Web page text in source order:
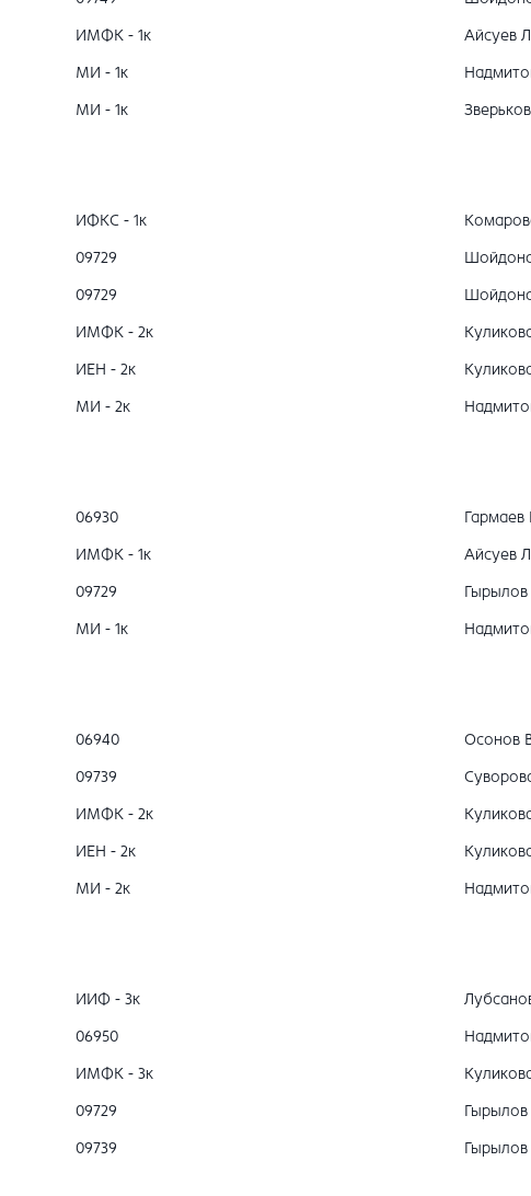
ИМФК - 1к Айсуев
МИ - 1к
МИ - 1к
ИФКС - 1к
09729
09729
ИМФК - 2к
ИЕН - 2к
МИ - 2к
06930 Гармаев
ИМФК - 1к Айсуев
09729 Гырылов
МИ - 1к
06940 Осонов
09739
ИМФК - 2к
ИЕН - 2к
МИ - 2к
ИИФ - 3к
06950
ИМФК - 3к
09729 Гырылов
09739 Гырылов